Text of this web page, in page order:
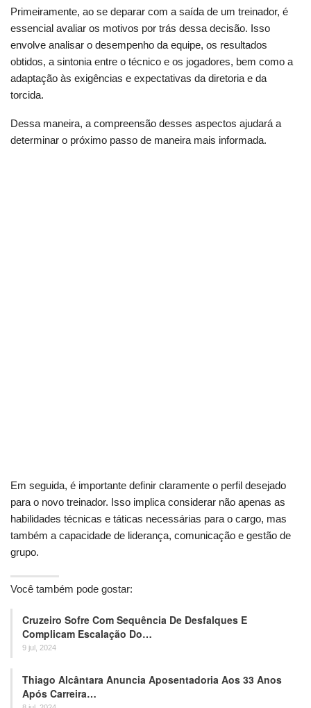
Primeiramente, ao se deparar com a saída de um treinador, é
essencial avaliar os motivos por trás dessa decisão. Isso
envolve analisar o desempenho da equipe, os resultados
obtidos, a sintonia entre o técnico e os jogadores, bem como a
adaptação às exigências e expectativas da diretoria e da
torcida.
Dessa maneira, a compreensão desses aspectos ajudará a
determinar o próximo passo de maneira mais informada.
Em seguida, é importante definir claramente o perfil desejado
para o novo treinador. Isso implica considerar não apenas as
habilidades técnicas e táticas necessárias para o cargo, mas
também a capacidade de liderança, comunicação e gestão de
grupo.
Você também pode gostar:
Cruzeiro Sofre Com Sequência De Desfalques E
Complicam Escalação Do…
9 jul, 2024
Thiago Alcântara Anuncia Aposentadoria Aos 33 Anos
Após Carreira…